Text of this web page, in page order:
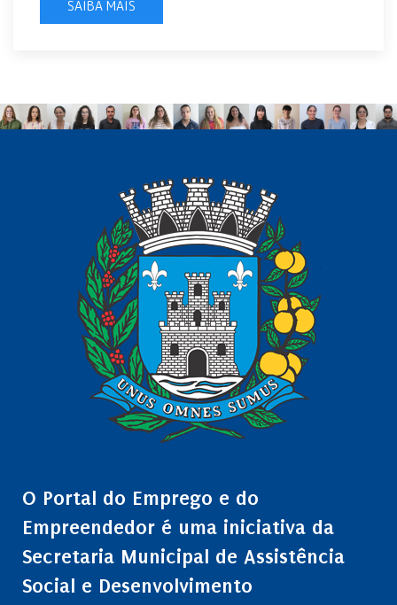
SAIBA MAIS
O Portal do Emprego e do
Empreendedor é uma iniciativa da
Secretaria Municipal de Assistência
Social e Desenvolvimento